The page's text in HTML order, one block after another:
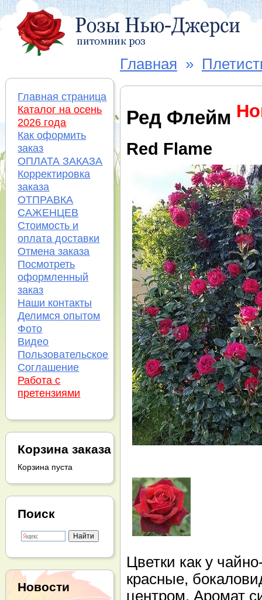
Главная »
Ред Флейм
Red Flame
Цветки как у
красные,
центром. Аромат
Главная страница
Каталог на осень
2026 года
Как оформить
заказ
ОПЛАТА ЗАКАЗА
Корректировка
заказа
ОТПРАВКА
САЖЕНЦЕВ
Стоимость и
оплата доставки
Отмена заказа
Посмотреть
оформленный
заказ
Наши контакты
Делимся опытом
Фото
Видео
Пользовательское
Соглашение
Работа с
претензиями
Корзина заказа
Корзина пуста
Поиск
Новости